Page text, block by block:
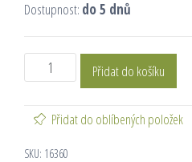
Dostupnost: do 5 dnů
Přidat do košíku
Přidat do oblíbených položek
SKU: 16360